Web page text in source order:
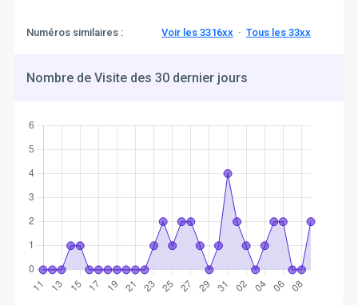
Numéros similaires : Voir les 3316xx· Tous les 33xx
Nombre de Visite des 30 dernier jours